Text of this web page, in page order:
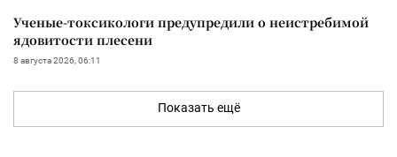
Ученые-токсикологи предупредили о неистребимой
ядовитости плесени
8 августа 2026, 06:11
Показать ещё